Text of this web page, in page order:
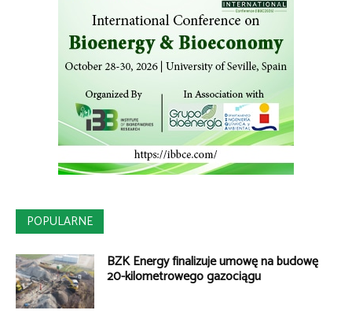
POPULARNE
BZK Energy finalizuje umowę na budowę
20-kilometrowego gazociągu